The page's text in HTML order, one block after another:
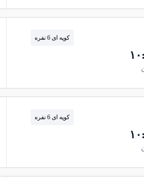
کوپه ای 6 نفره
کوپه ای 6 نفره